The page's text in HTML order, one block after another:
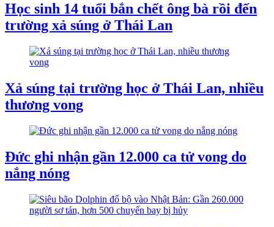
Học sinh 14 tuổi bắn chết ông bà rồi đến
trường xả súng ở Thái Lan
Xả súng tại trường học ở Thái Lan, nhiều
thương vong
Đức ghi nhận gần 12.000 ca tử vong do
nắng nóng